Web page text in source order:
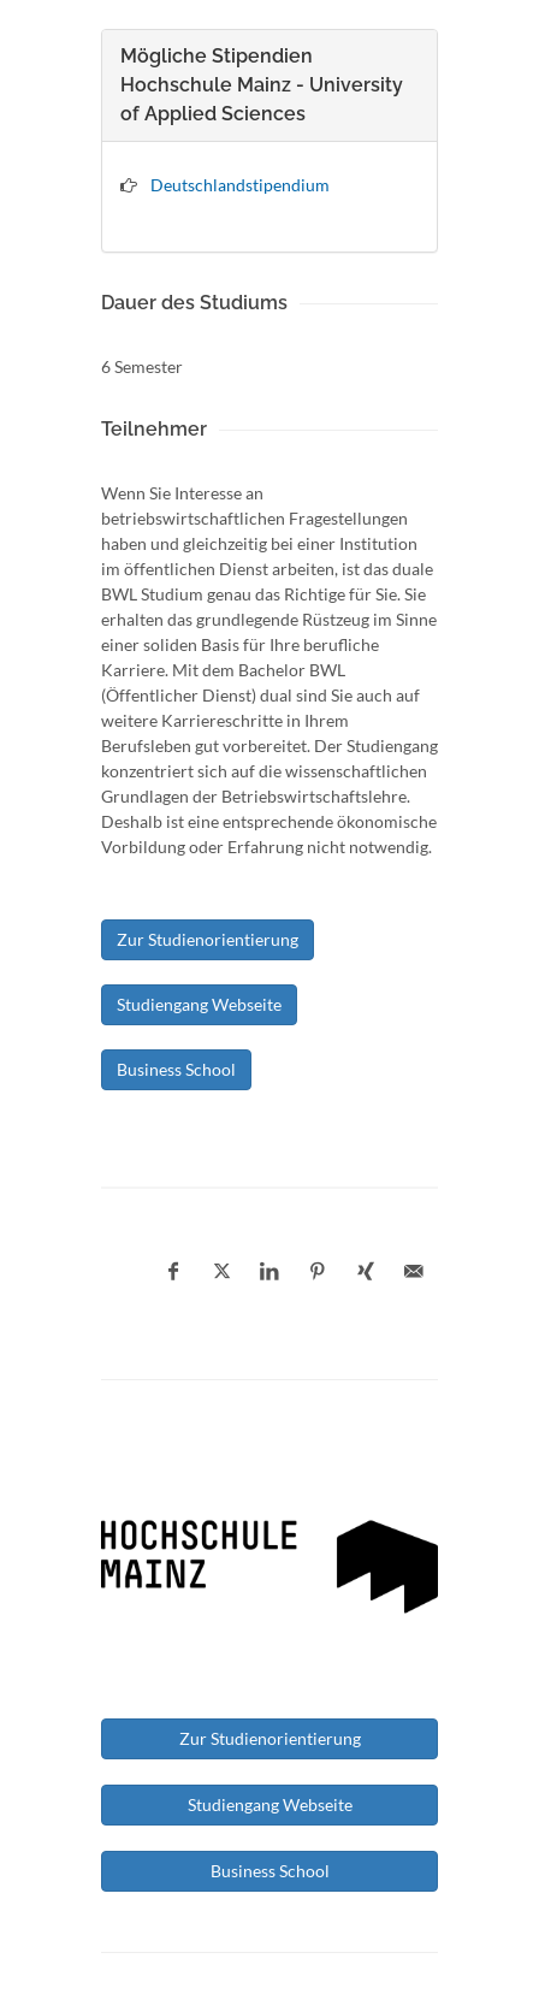
Mögliche Stipendien
Hochschule Mainz - University
of Applied Sciences
Deutschlandstipendium
Dauer des Studiums
6 Semester
Teilnehmer
Wenn Sie Interesse an
betriebswirtschaftlichen Fragestellungen
haben und gleichzeitig bei einer Institution
im öffentlichen Dienst arbeiten, ist das duale
BWL Studium genau das Richtige für Sie. Sie
erhalten das grundlegende Rüstzeug im Sinne
einer soliden Basis für Ihre berufliche
Karriere. Mit dem Bachelor BWL
(Öffentlicher Dienst) dual sind Sie auch auf
weitere Karriereschritte in Ihrem
Berufsleben gut vorbereitet. Der Studiengang
konzentriert sich auf die wissenschaftlichen
Grundlagen der Betriebswirtschaftslehre.
Deshalb ist eine entsprechende ökonomische
Vorbildung oder Erfahrung nicht notwendig.
Zur Studienorientierung
Studiengang Webseite
Business School
Zur Studienorientierung
Studiengang Webseite
Business School